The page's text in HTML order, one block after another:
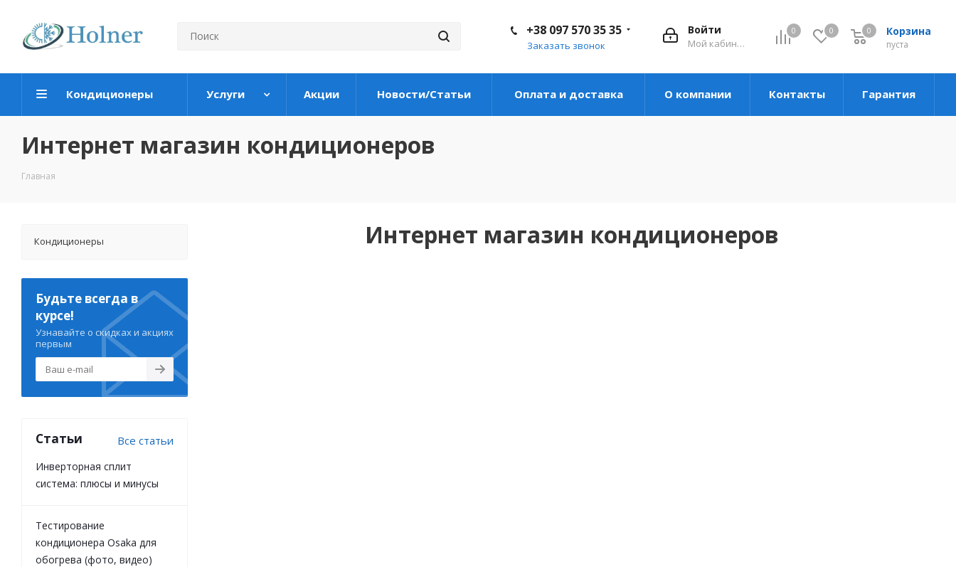
0 0 Корзина
пуста
0
Войти
Мой кабинет
+38 097 570 35 35
Заказать звонок
Кондиционеры Услуги Акции Новости/Статьи Оплата и доставка О компании Контакты Гарантия
Интернет магазин кондиционеров
Главная
Интернет магазин кондиционеров
Кондиционеры
Будьте всегда в
курсе!
Узнавайте о скидках и акциях
первым
Статьи Все статьи
Инверторная сплит
система: плюсы и минусы
Тестирование
кондиционера Osaka для
обогрева (фото, видео)